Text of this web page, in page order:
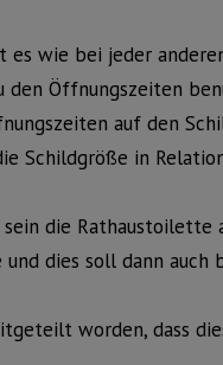
es wie bei jeder
den Öffnungszeiten
auf den
Schildgröße in
sein die
dies soll dann auch
worden, dass